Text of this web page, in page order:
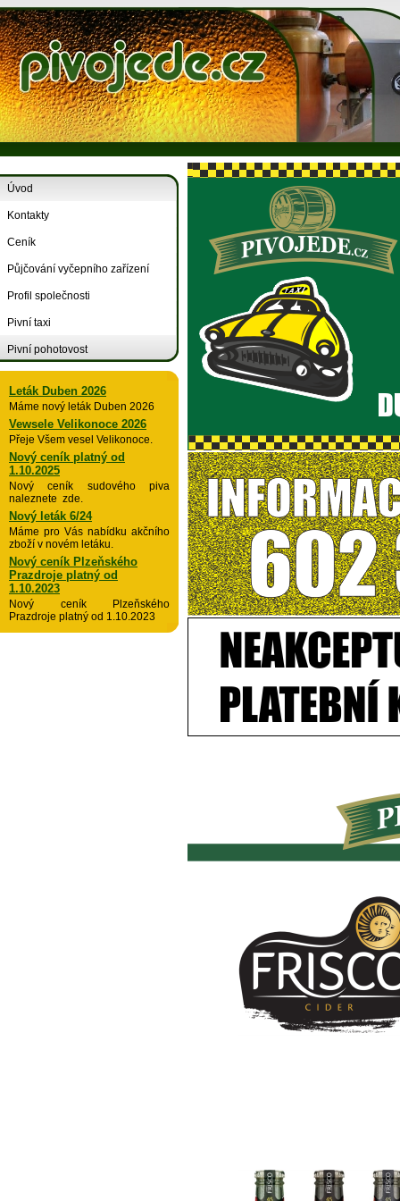
Úvod
Kontakty
Ceník
Půjčování vyčepního zařízení
Profil společnosti
Pivní taxi
Pivní pohotovost
Leták Duben 2026
Máme nový leták Duben 2026
Vewsele Velikonoce 2026
Přeje Všem vesel Velikonoce.
Nový ceník platný od
1.10.2025
Nový ceník sudového piva
naleznete zde.
Nový leták 6/24
Máme pro Vás nabídku akčního
zboží v novém letáku.
Nový ceník Plzeňského
Prazdroje platný od
1.10.2023
Nový ceník Plzeňského
Prazdroje platný od 1.10.2023